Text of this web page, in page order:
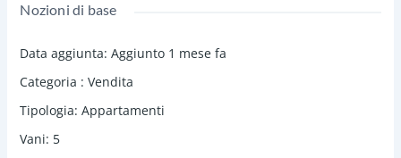
Nozioni di base
Data aggiunta: Aggiunto 1 mese fa
Categoria : Vendita
Tipologia: Appartamenti
Vani: 5